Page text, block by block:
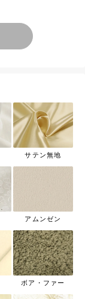
サテン無地
アムンゼン
ボア・ファー